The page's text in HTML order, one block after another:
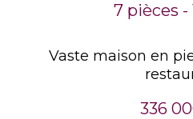
7 pièces -
Vaste maison en
336